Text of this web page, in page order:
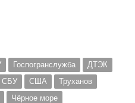
Госпогранслужба
ДТЭК
СБУ США
Труханов
Чёрное море